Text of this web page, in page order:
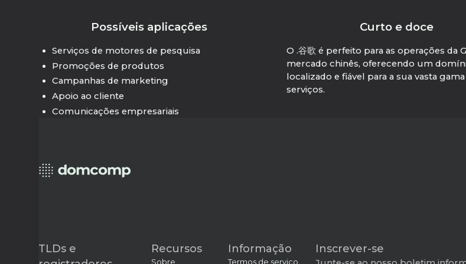
Possíveis aplicações
Serviços de motores de pesquisa
Promoções de produtos
Campanhas de marketing
Apoio ao cliente
Comunicações empresariais
Curto e doce
O .谷歌 é perfeito para as operações da
mercado chinês, oferecendo um
localizado e fiável para a sua vasta
serviços.
TLDs e
Recursos
Sobre
Informação
Termos de serviço
Inscrever-se